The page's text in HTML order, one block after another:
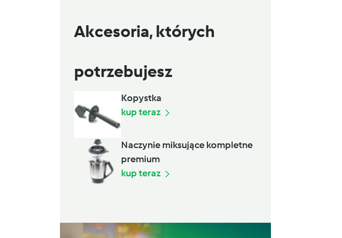
Akcesoria, których
potrzebujesz
Kopystka
kup teraz
Naczynie miksujące kompletne
premium
kup teraz